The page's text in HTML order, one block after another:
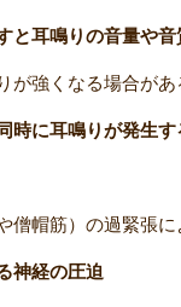
耳鳴りの音量や音
が強くなる場合があ
に耳鳴りが発生す
僧帽筋）の過緊張
神経の圧迫